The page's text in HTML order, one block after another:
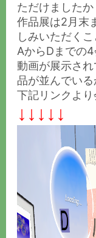
ただけましたか
作品展は2月末
しみいただくこ
AからDまでの4
動画が展示さ
品が並んでい
下記リンクよ
↓ ↓ ↓ ↓ ↓